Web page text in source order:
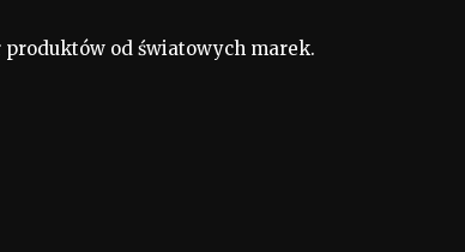
od światowych marek.